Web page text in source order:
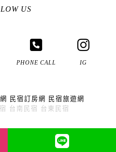
US
PHONE CALL IG
民宿訂房網
民宿旅遊網
台南民宿 台東民宿